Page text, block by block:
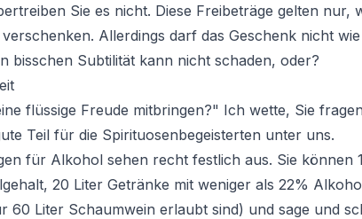
Sie es nicht. Diese Freibeträge gelten nur,
Allerdings darf das Geschenk nicht
bisschen Subtilität kann nicht schaden, oder?
flüssige Freude mitbringen?" Ich wette, Sie
Teil für die Spirituosenbegeisterten unter uns.
für Alkohol sehen recht festlich aus. Sie können
20 Liter Getränke mit weniger als 22%
60 Liter Schaumwein erlaubt sind) und sage und